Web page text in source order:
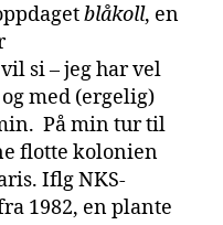
blåkoll, en
si – jeg har vel
med (ergelig)
På min tur til
flotte kolonien
Iflg NKS-
1982, en plante